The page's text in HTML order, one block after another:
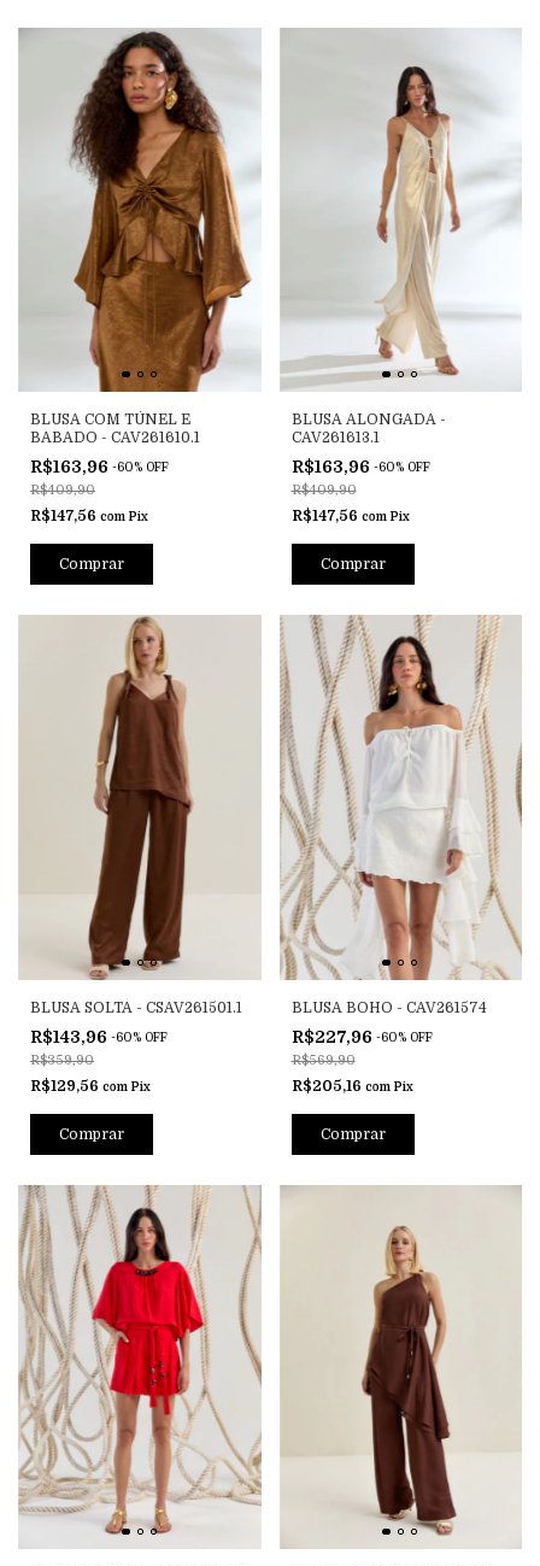
BLUSA COM TÚNEL E
BABADO - CAV261610.1
R$163,96 -60% OFF
R$409,90
R$147,56 com Pix
Comprar
BLUSA ALONGADA -
CAV261613.1
R$163,96 -60% OFF
R$409,90
R$147,56 com Pix
Comprar
BLUSA SOLTA - CSAV261501.1
R$143,96 -60% OFF
R$359,90
R$129,56 com Pix
Comprar
BLUSA BOHO - CAV261574
R$227,96 -60% OFF
R$569,90
R$205,16 com Pix
Comprar